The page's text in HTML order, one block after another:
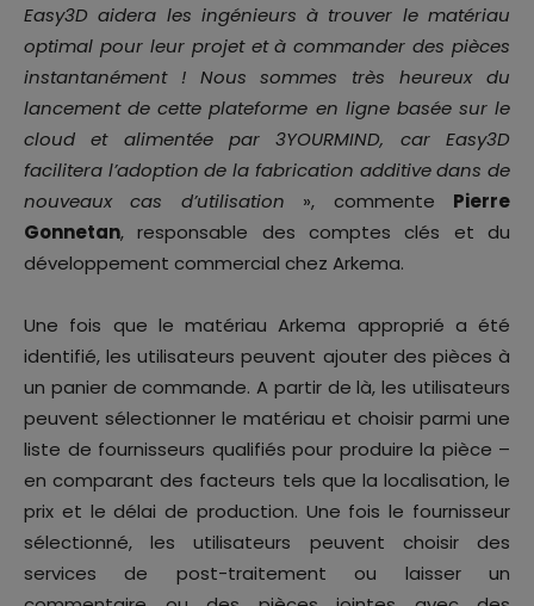
Easy3D aidera les ingénieurs à trouver le matériau
optimal pour leur projet et à commander des pièces
instantanément ! Nous sommes très heureux du
lancement de cette plateforme en ligne basée sur le
cloud et alimentée par 3YOURMIND, car Easy3D
facilitera l’adoption de la fabrication additive dans de
nouveaux cas d’utilisation », commente Pierre
Gonnetan, responsable des comptes clés et du
développement commercial chez Arkema.
Une fois que le matériau Arkema approprié a été
identifié, les utilisateurs peuvent ajouter des pièces à
un panier de commande. A partir de là, les utilisateurs
peuvent sélectionner le matériau et choisir parmi une
liste de fournisseurs qualifiés pour produire la pièce –
en comparant des facteurs tels que la localisation, le
prix et le délai de production. Une fois le fournisseur
sélectionné, les utilisateurs peuvent choisir des
services de post-traitement ou laisser un